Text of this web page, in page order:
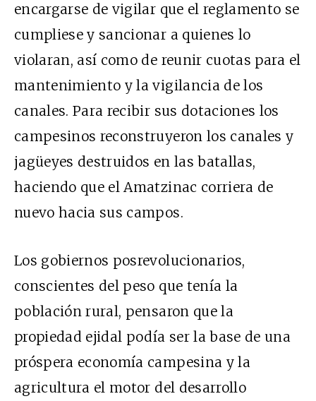
encargarse de vigilar que el reglamento se
cumpliese y sancionar a quienes lo
violaran, así como de reunir cuotas para el
mantenimiento y la vigilancia de los
canales. Para recibir sus dotaciones los
campesinos reconstruyeron los canales y
jagüeyes destruidos en las batallas,
haciendo que el Amatzinac corriera de
nuevo hacia sus campos.
Los gobiernos posrevolucionarios,
conscientes del peso que tenía la
población rural, pensaron que la
propiedad ejidal podía ser la base de una
próspera economía campesina y la
agricultura el motor del desarrollo